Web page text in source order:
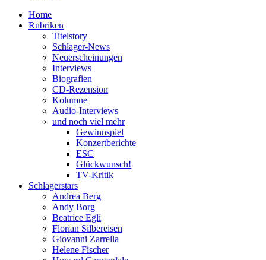
Home
Rubriken
Titelstory
Schlager-News
Neuerscheinungen
Interviews
Biografien
CD-Rezension
Kolumne
Audio-Interviews
und noch viel mehr
Gewinnspiel
Konzertberichte
ESC
Glückwunsch!
TV-Kritik
Schlagerstars
Andrea Berg
Andy Borg
Beatrice Egli
Florian Silbereisen
Giovanni Zarrella
Helene Fischer